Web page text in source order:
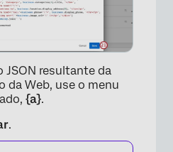
JSON resultante da
da Web, use o menu
{a}.
.